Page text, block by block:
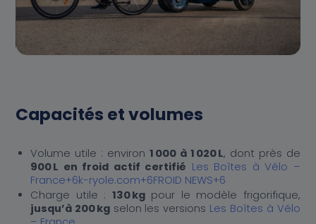
Capacités et volumes
Volume utile : environ 1 000 à 1 020 L, dont près de
900 L en froid actif certifié Les Boîtes à Vélo –
France+6k-ryole.com+6FROID NEWS+6
Charge utile : 130 kgpour le modèle frigorifique,
jusqu’à 200 kgselon les versions Les Boîtes à Vélo